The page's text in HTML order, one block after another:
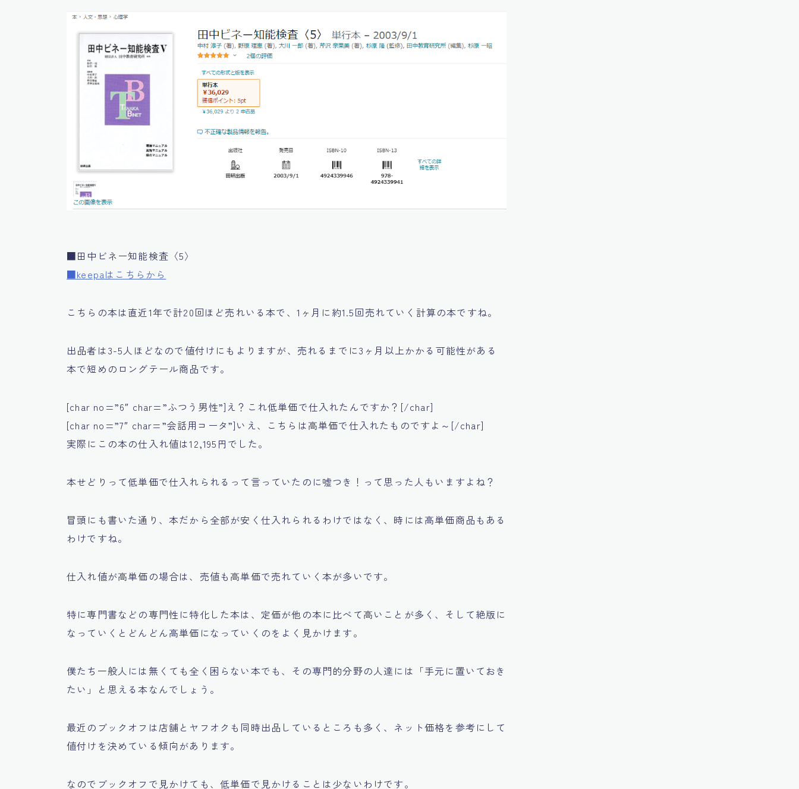
■田中ビネー知能検査〈5〉
■keepaはこちらから
こちらの本は直近1年で計20回ほど売れいる本で、1ヶ月に約1.5回売れていく計算の本ですね。
出品者は3-5人ほどなので値付けにもよりますが、売れるまでに3ヶ月以上かかる可能性がある
本で短めのロングテール商品です。
[char no=”6″ char=”ふつう男性”]え？これ低単価で仕入れたんですか？[/char]
[char no=”7″ char=”会話用コータ”]いえ、こちらは高単価で仕入れたものですよ～[/char]
実際にこの本の仕入れ値は12,195円 でした。
本せどりって低単価で仕入れられるって言っていたのに嘘つき！って思った人もいますよね？
冒頭にも書いた通り、本だから全部が安く仕入れられるわけではなく、時には高単価商品もある
わけですね。
仕入れ値が高単価の場合は、売値も高単価で売れていく本が多いです。
特に専門書などの専門性に特化した本は、定価が他の本に比べて高いことが多く、そして絶版に
なっていくとどんどん高単価になっていくのをよく見かけます。
僕たち一般人には無くても全く困らない本でも、その専門的分野の人達には 「手元に置いておき
たい」
と思える本なんでしょう。
最近のブックオフは店舗とヤフオクも同時出品しているところも多く、ネット価格を参考にして
値付けを決めている傾向があります。
なのでブックオフで見かけても、低単価で見かけることは少ないわけです。